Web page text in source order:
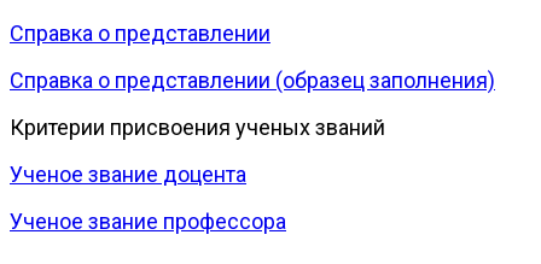
Справка о представлении
Справка о представлении (образец заполнения)
Критерии присвоения ученых званий
Ученое звание доцента
Ученое звание профессора